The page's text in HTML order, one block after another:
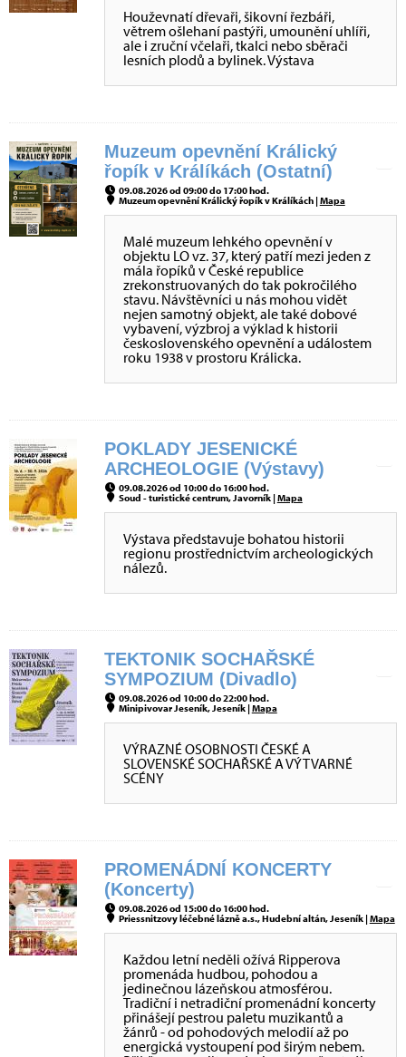
Houževnatí dřevaři, šikovní řezbáři,
větrem ošlehaní pastýři, umounění uhlíři,
ale i zruční včelaři, tkalci nebo sběrači
lesních plodů a bylinek. Výstava
Muzeum opevnění Králický
řopík v Králíkách (Ostatní)
09.08.2026 od 09:00 do 17:00 hod.
Muzeum opevnění Králický řopík v Králíkách |Mapa
Malé muzeum lehkého opevnění v
objektu LO vz. 37, který patří mezi jeden z
mála řopíků v České republice
zrekonstruovaných do tak pokročilého
stavu. Návštěvníci u nás mohou vidět
nejen samotný objekt, ale také dobové
vybavení, výzbroj a výklad k historii
československého opevnění a událostem
roku 1938 v prostoru Králicka.
POKLADY JESENICKÉ
ARCHEOLOGIE (Výstavy)
09.08.2026 od 10:00 do 16:00 hod.
Soud - turistické centrum, Javorník |Mapa
Výstava představuje bohatou historii
regionu prostřednictvím archeologických
nálezů.
TEKTONIK SOCHAŘSKÉ
SYMPOZIUM (Divadlo)
09.08.2026 od 10:00 do 22:00 hod.
Minipivovar Jeseník, Jeseník |Mapa
VÝRAZNÉ OSOBNOSTI ČESKÉ A
SLOVENSKÉ SOCHAŘSKÉ A VÝTVARNÉ
SCÉNY
PROMENÁDNÍ KONCERTY
(Koncerty)
09.08.2026 od 15:00 do 16:00 hod.
Priessnitzovy léčebné lázně a.s., Hudební altán, Jeseník |Mapa
Každou letní neděli ožívá Ripperova
promenáda hudbou, pohodou a
jedinečnou lázeňskou atmosférou.
Tradiční i netradiční promenádní koncerty
přinášejí pestrou paletu muzikantů a
žánrů - od pohodových melodií až po
energická vystoupení pod širým nebem.